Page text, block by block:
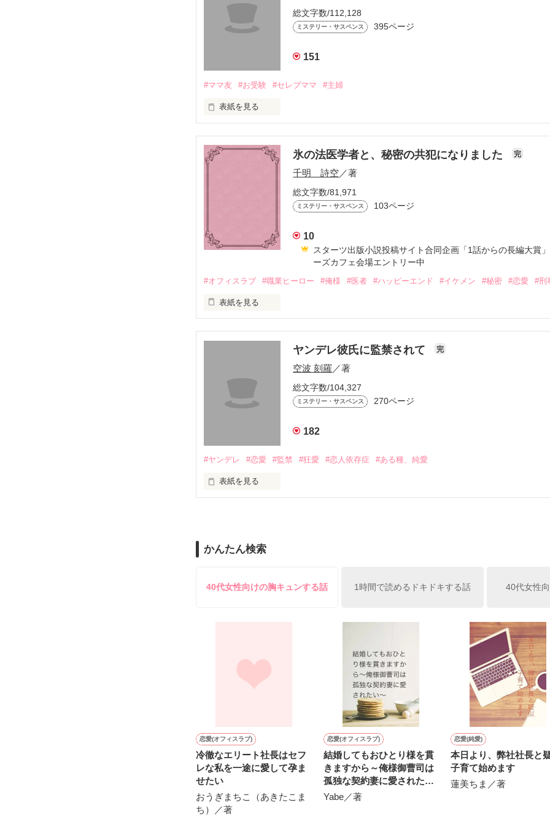
総文字数/112,128
ミステリー・サスペンス 395ページ
151
#ママ友 #お受験 #セレブママ #主婦
表紙を見る
ある女が警察に捕まる。
自分も子供も着飾り、有名な幼児教室に通う女に
いったい、何があったのか？
幼児教室で出会った、奈美、杏子、真琴。
３人は日々の子育てのことや日常のことをブログに綴っていくが
それが、いつの間にか
お互いの日常を垣間見ることになり
＊＊＊＊＊＊＊＊＊＊＊＊
森川奈美　27歳
高畠杏子　29歳
娘　　莉依紗（りいさ）　２歳
ブログタイトル：りいさと優しい時間
相原真琴　28歳
息子　　斗夢（トム）　２歳
ブログタイトル：トムトムだい～すき
氷の法医学者と、秘密の共犯になりました 完
千明 詩空／著
総文字数/81,971
ミステリー・サスペンス 103ページ
10
スターツ出版小説投稿サイト合同企画「1話からの長編大賞
ーズカフェ会場エントリー中
#オフィスラブ #職業ヒーロー #俺様 #医者 #ハッピーエンド #イケメン #秘密 #恋愛 #刑
表紙を見る
ヤンデレ彼氏に監禁されて 完
空波 刻羅／著
総文字数/104,327
ミステリー・サスペンス 270ページ
182
#ヤンデレ #恋愛 #監禁 #狂愛 #恋人依存症 #ある種、純愛
表紙を見る
｢君に会うために、俺、頑張ったんだよ。
彼が、帰ってきた
そう理解するのには大分時間がかかり
私の日常も、これで終わりだと語られた
かんたん検索
40代女性向けの胸キュンする話 1時間で読めるドキドキする話 40代女性
恋愛(オフィスラブ)
冷徹なエリート社長はセフ
レな私を一途に愛して孕ま
せたい
おうぎまちこ（あきたこま
ち）／著
恋愛(オフィスラブ)
結婚してもおひとり様を貫
きますから～俺様御曹司は
孤独な契約妻に愛されたい
～
Yabe／著
恋愛(純愛)
本日より、弊社社長と
子育て始めます
蓮美ちま／著